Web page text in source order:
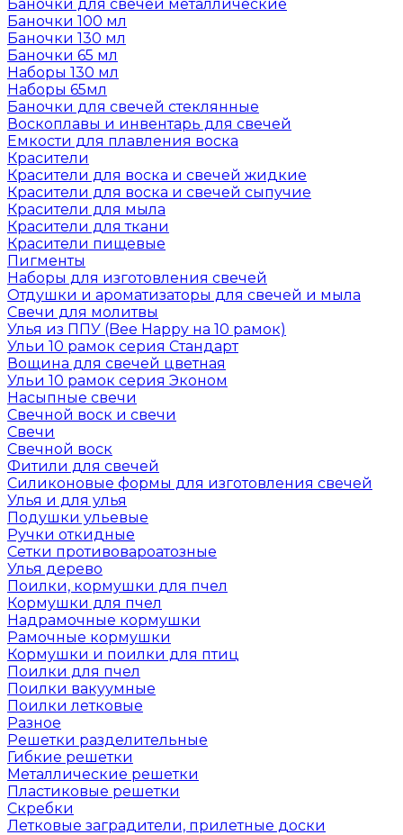
Баночки для свечей металлические
Баночки 100 мл
Баночки 130 мл
Баночки 65 мл
Наборы 130 мл
Наборы 65мл
Баночки для свечей стеклянные
Воскоплавы и инвентарь для свечей
Емкости для плавления воска
Красители
Красители для воска и свечей жидкие
Красители для воска и свечей сыпучие
Красители для мыла
Красители для ткани
Красители пищевые
Пигменты
Наборы для изготовления свечей
Отдушки и ароматизаторы для свечей и мыла
Свечи для молитвы
Улья из ППУ (Bee Happy на 10 рамок)
Ульи 10 рамок серия Стандарт
Вощина для свечей цветная
Ульи 10 рамок серия Эконом
Насыпные свечи
Свечной воск и свечи
Свечи
Свечной воск
Фитили для свечей
Силиконовые формы для изготовления свечей
Улья и для улья
Подушки ульевые
Ручки откидные
Сетки противовароатозные
Улья дерево
Поилки, кормушки для пчел
Кормушки для пчел
Надрамочные кормушки
Рамочные кормушки
Кормушки и поилки для птиц
Поилки для пчел
Поилки вакуумные
Поилки летковые
Разное
Решетки разделительные
Гибкие решетки
Металлические решетки
Пластиковые решетки
Скребки
Летковые заградители, прилетные доски